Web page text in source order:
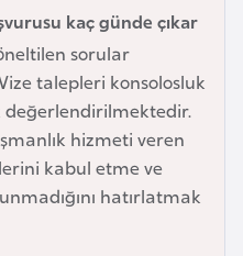
kaç günde çıkar
sorular
talepleri konsolosluk
hizmeti veren
kabul etme ve
hatırlatmak